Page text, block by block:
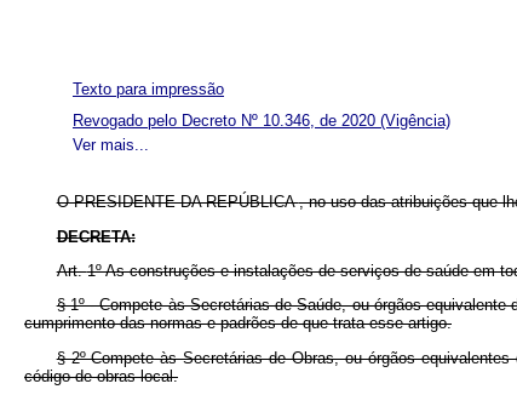
Ver mais...
Texto para impressão
Revogado pelo Decreto Nº 10.346, de 2020 (Vigência)
O PRESIDENTE DA REPÚBLICA, no uso das atribuições que
DECRETA:
Art.1º As construções e instalações de serviços de saúde em
§ 1º - Compete às Secretárias de Saúde, ou órgãos
cumprimento das normas e padrões de que trata esse artigo.
§ 2º Compete às Secretárias de Obras, ou órgãos
código de obras local.